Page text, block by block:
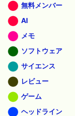
無料メンバー
AI
メモ
ソフトウェア
サイエンス
レビュー
ゲーム
ヘッドライン